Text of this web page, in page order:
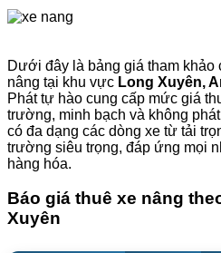
Dưới đây là bảng giá tham khảo
nâng tại khu vực Long Xuyên,
Phát tự hào cung cấp mức giá
trường, minh bạch và không
có đa dạng các dòng xe từ tải
trường siêu trọng, đáp ứng mọi
hàng hóa.
Báo giá thuê xe nâng
Xuyên